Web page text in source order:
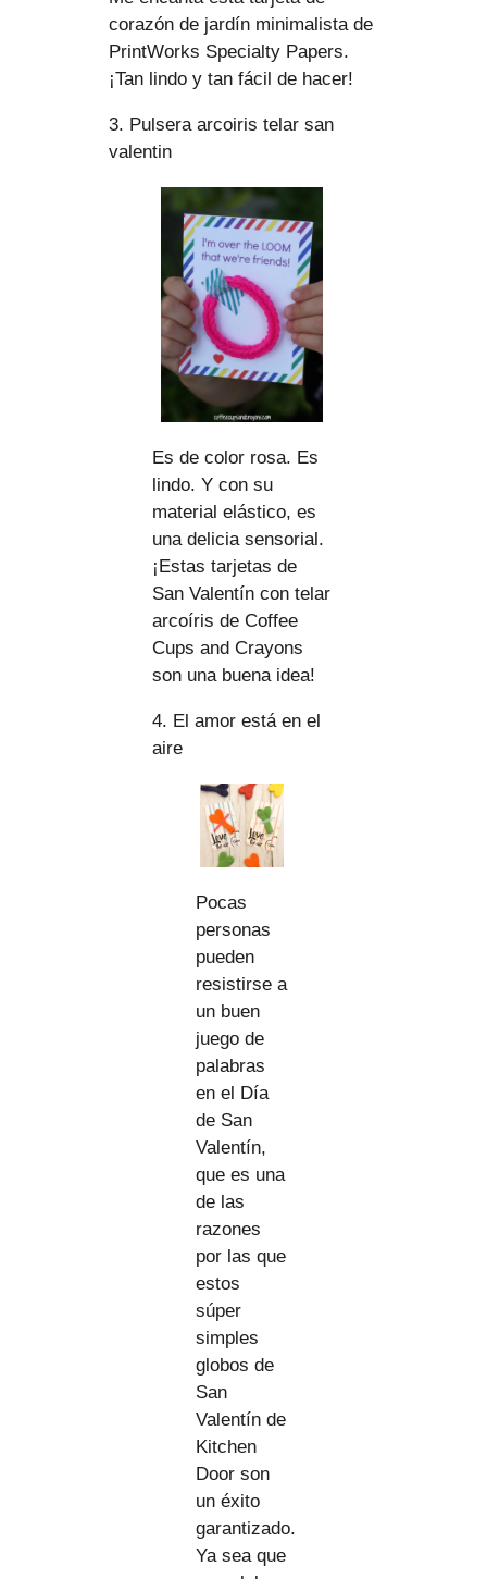
corazón de jardín minimalista de
PrintWorks Specialty Papers.
¡Tan lindo y tan fácil de hacer!
3. Pulsera arcoiris telar san
valentin
Es de color rosa. Es
lindo. Y con su
material elástico, es
una delicia sensorial.
¡Estas tarjetas de
San Valentín con telar
arcoíris de Coffee
Cups and Crayons
son una buena idea!
4. El amor está en el
aire
Pocas
personas
pueden
resistirse a
un buen
juego de
palabras
en el Día
de San
Valentín,
que es una
de las
razones
por las que
estos
súper
simples
globos de
San
Valentín de
Kitchen
Door son
un éxito
garantizado.
Ya sea que